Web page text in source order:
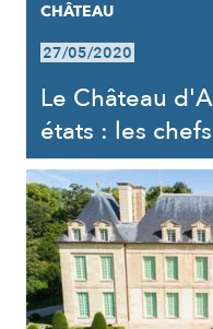
CHÂTEAU
27/05/2020
Le Château
états : les